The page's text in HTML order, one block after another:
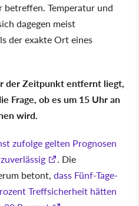
Temperatur und
dagegen meist
der exakte Ort eines
der Zeitpunkt entfernt liegt,
Frage, ob es um 15 Uhr an
wird.
zufolge gelten Prognosen
. Die
betont, dass Fünf-Tage-
Treffsicherheit hätten